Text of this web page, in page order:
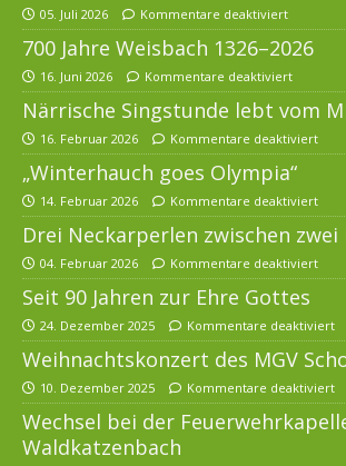
05. Juli 2026 Kommentare deaktiviert
700 Jahre Weisbach 1326–2026
16. Juni 2026 Kommentare deaktiviert
Närrische Singstunde lebt vom
16. Februar 2026 Kommentare deaktiviert
„Winterhauch goes Olympia“
14. Februar 2026 Kommentare deaktiviert
Drei Neckarperlen zwischen zwei
04. Februar 2026 Kommentare deaktiviert
Seit 90 Jahren zur Ehre Gottes
24. Dezember 2025 Kommentare deaktiviert
Weihnachtskonzert des MGV
10. Dezember 2025 Kommentare deaktiviert
Wechsel bei der
Waldkatzenbach